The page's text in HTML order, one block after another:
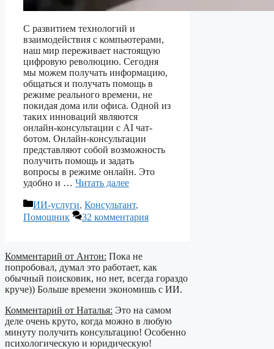
С развитием технологий и
взаимодействия с компьютерами,
наш мир переживает настоящую
цифровую революцию. Сегодня
мы можем получать информацию,
общаться и получать помощь в
режиме реального времени, не
покидая дома или офиса. Одной из
таких инноваций являются
онлайн-консультации с AI чат-
ботом. Онлайн-консультации
представляют собой возможность
получить помощь и задать
вопросы в режиме онлайн. Это
удобно и … Читать далее
Рубрики
ИИ-услуги, Консультант,
Помощник
32 комментария
Комментарий от Антон: Пока не
попробовал, думал это работает, как
обычный поисковик, но нет, всегда гораздо
круче)) Больше времени экономишь с ИИ.
Комментарий от Наталья: Это на самом
деле очень круто, когда можно в любую
минуту получить консультацию! Особенно
психологическую и юридическую!